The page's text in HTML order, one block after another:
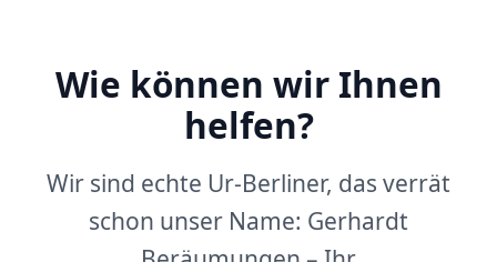
Wie können wir Ihnen
helfen?
Wir sind echte Ur-Berliner, das verrät
schon unser Name: Gerhardt